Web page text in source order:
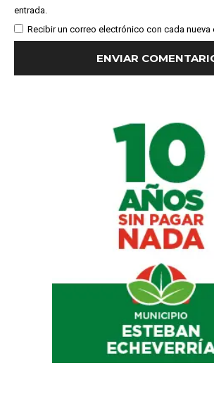
entrada.
Recibir un correo electrónico con cada nueva